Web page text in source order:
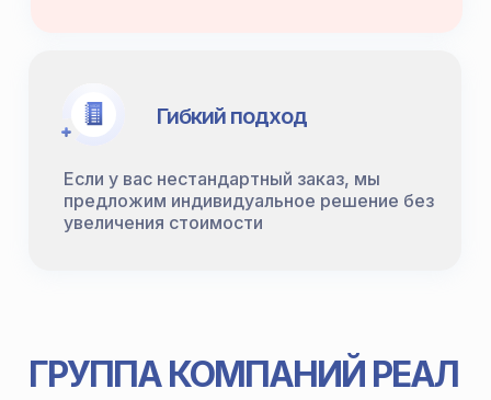
Гибкий подход
Если у вас нестандартный заказ, мы
предложим индивидуальное решение без
увеличения стоимости
ГРУППА КОМПАНИЙ РЕАЛ